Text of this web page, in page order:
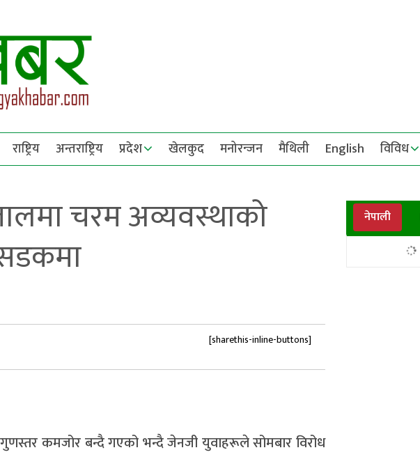
राष्ट्रिय अन्तराष्ट्रिय प्रदेश खेलकुद मनोरन्जन मैथिली English विविध
चरम अव्यवस्थाको
[sharethis-inline-buttons]
कमजोर बन्दै गएको भन्दै जेनजी युवाहरूले सोमबार विरोध
नेपाली